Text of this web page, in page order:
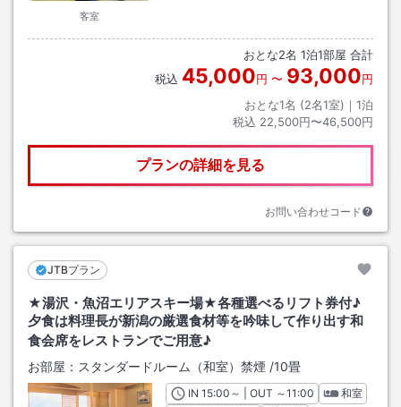
客室
おとな2名 1泊1部屋 合計
税込 45,000円 〜 93,000円
おとな1名 (2名1室)｜ 1泊
税込 22,500円〜46,500円
プランの詳細を見る
お問い合わせコード
JTBプラン
★湯沢・魚沼エリアスキー場★各種選べるリフト券付♪
夕食は料理長が新潟の厳選食材等を吟味して作り出す和
食会席をレストランでご用意♪
お部屋： スタンダードルーム（和室）禁煙 /10畳
INチェックイン
15:00 ～ | OUT チェックアウト
～11:00
和室